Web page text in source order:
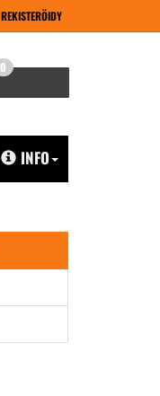
REKISTERÖIDY
0
INFO